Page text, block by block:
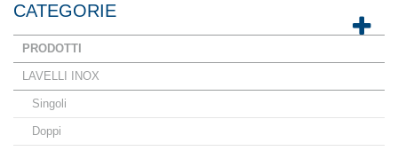
CATEGORIE
PRODOTTI
LAVELLI INOX
Singoli
Doppi